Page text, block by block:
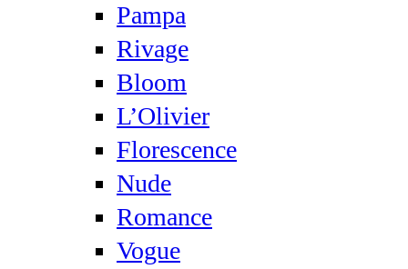
Pampa
Rivage
Bloom
L’Olivier
Florescence
Nude
Romance
Vogue